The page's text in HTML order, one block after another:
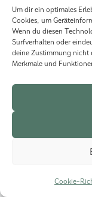
Um dir ein optimales
Cookies, um
Wenn du diesen
Surfverhalten oder
deine Zustimmung nicht
Merkmale und
Cookie-
©